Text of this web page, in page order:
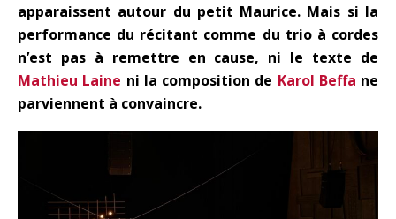
apparaissent autour du petit Maurice. Mais si la
performance du récitant comme du trio à cordes
n’est pas à remettre en cause, ni le texte de
Mathieu Laine ni la composition de Karol Beffa ne
parviennent à convaincre.